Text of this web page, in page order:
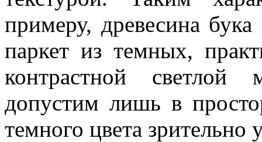
примеру, древесина
паркет из темных,
контрастной
допустим лишь в
темного цвета